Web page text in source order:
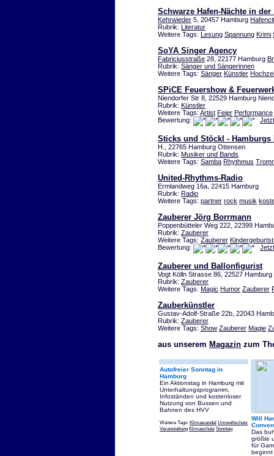
Schwarze Hafen-Nächte in
Kehrwieder 5, 20457 Hamburg
Rubrik: Literatur
Weitere Tags: Lesung Spannung Krimi
SoYA Singer Agency
Fabriciusstraße 28, 22177 Hamburg
Rubrik: Sänger und Sängerinnen
Weitere Tags: Sänger Künstler
SPiCE Feuershow &
Niendorfer Str 8, 22529 Hamburg
Rubrik: Künstler
Weitere Tags: Artist Feier Performance
Bewertung:
Sticks und Stöckl - Hamburgs
H., 22765 Hamburg Ottensen
Rubrik: Musiker und Bands
Weitere Tags: Samba Rhythmus
United-Rhythms-Radio
Ermlandweg 16a, 22415 Hamburg
Rubrik: Radio
Weitere Tags: partner rock musik
Zauberer Jörg Borrmann
Poppenbütteler Weg 222, 22399
Rubrik: Zauberer
Weitere Tags: Zauberer
Bewertung:
Zauberer und Ballonfigurist
Vogt Kölln Strasse 86, 22527 Hamburg
Rubrik: Zauberer
Weitere Tags: Magic Humor Zauberer
Zauberkünstler
Gustav-Adolf-Straße 22b, 22043
Rubrik: Zauberer
Weitere Tags: Show Zauberer Magie
aus unserem Magazin zum
Autofreier Sonntag in
Hamburg
Ein Aktionstag in Hamburg mit
Unterhaltungsprogramm,
Infoständen und kostenloser
Nutzung von Bussen und
Bahnen des HVV
Weitere Tags: Klimawandel Umweltschutz
Veranstaltung Klimaschutz Sonntag
Will
Das
größte
für
beginnt